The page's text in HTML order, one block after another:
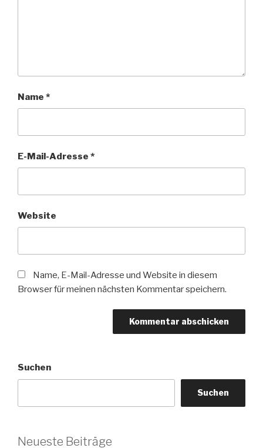
Name *
E-Mail-Adresse *
Website
Name, E-Mail-Adresse und Website in diesem
Browser für meinen nächsten Kommentar speichern.
Suchen
Suchen
Neueste Beiträge